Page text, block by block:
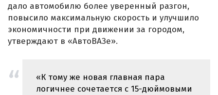
дало автомобилю более уверенный разгон,
повысило максимальную скорость и улучшило
экономичности при движении за городом,
утверждают в «АвтоВАЗе».
«К тому же новая главная пара
логичнее сочетается с 15-дюймовыми